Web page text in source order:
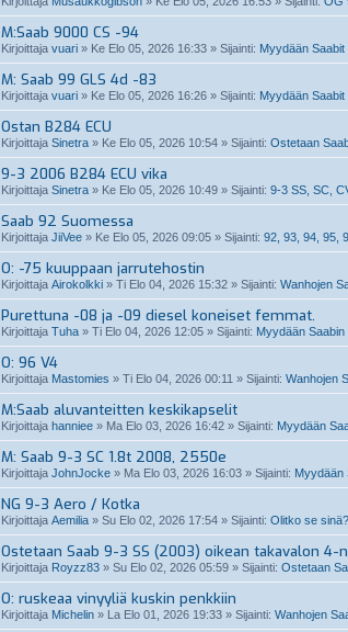
M:Saab 9000 CS -94
Kirjoittaja vuari » Ke Elo 05, 2026 16:33 » Sijainti: Myydään Saabit
M: Saab 99 GLS 4d -83
Kirjoittaja vuari » Ke Elo 05, 2026 16:26 » Sijainti: Myydään Saabit
Ostan B284 ECU
Kirjoittaja Sinetra » Ke Elo 05, 2026 10:54 » Sijainti: Ostetaan
9-3 2006 B284 ECU vika
Kirjoittaja Sinetra » Ke Elo 05, 2026 10:49 » Sijainti: 9-3 SS, SC,
Saab 92 Suomessa
Kirjoittaja JiiVee » Ke Elo 05, 2026 09:05 » Sijainti: 92, 93, 94, 95,
O: -75 kuuppaan jarrutehostin
Kirjoittaja Airokolkki » Ti Elo 04, 2026 15:32 » Sijainti: Wanhojen
Purettuna -08 ja -09 diesel koneiset femmat.
Kirjoittaja Tuha » Ti Elo 04, 2026 12:05 » Sijainti: Myydään
O: 96 V4
Kirjoittaja Mastomies » Ti Elo 04, 2026 00:11 » Sijainti: Wanhojen
M:Saab aluvanteitten keskikapselit
Kirjoittaja hanniee » Ma Elo 03, 2026 16:42 » Sijainti: Myydään
M: Saab 9-3 SC 1.8t 2008, 2550e
Kirjoittaja JohnJocke » Ma Elo 03, 2026 16:03 » Sijainti: Myydään
NG 9-3 Aero / Kotka
Kirjoittaja Aemilia » Su Elo 02, 2026 17:54 » Sijainti: Olitko se sinä?
Ostetaan Saab 9-3 SS (2003) oikean takavalon
Kirjoittaja Royzz83 » Su Elo 02, 2026 05:59 » Sijainti: Ostetaan
O: ruskeaa vinyyliä kuskin penkkiin
Kirjoittaja Michelin » La Elo 01, 2026 19:33 » Sijainti: Wanhojen